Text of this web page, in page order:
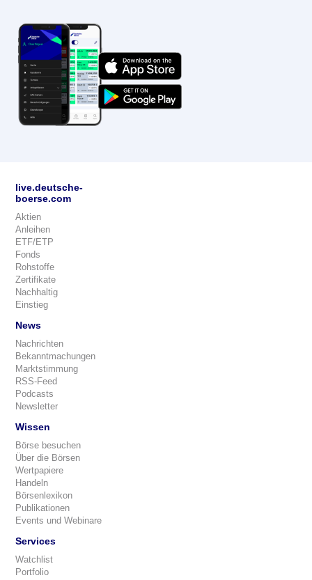
live.deutsche-
boerse.com
Aktien
Anleihen
ETF/ETP
Fonds
Rohstoffe
Zertifikate
Nachhaltig
Einstieg
News
Nachrichten
Bekanntmachungen
Marktstimmung
RSS-Feed
Podcasts
Newsletter
Wissen
Börse besuchen
Über die Börsen
Wertpapiere
Handeln
Börsenlexikon
Publikationen
Events und Webinare
Services
Watchlist
Portfolio